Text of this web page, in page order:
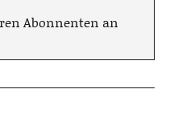
Abonnenten an